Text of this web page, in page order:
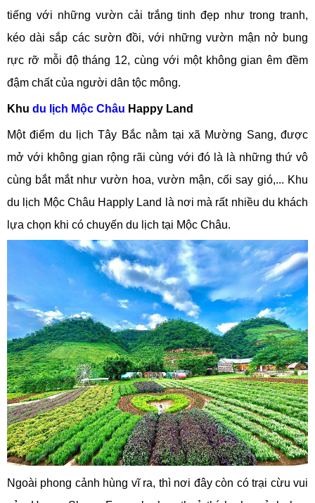
tiếng với những vườn cải trắng tinh đẹp như trong tranh,
kéo dài sắp các sườn đồi, với những vườn mận nở bung
rực rỡ mỗi độ tháng 12, cùng với một không gian êm đềm
đậm chất của người dân tộc mông.
Khu du lịch Mộc Châu Happy Land
Một điểm du lịch Tây Bắc nằm tại xã Mường Sang, được
mở với không gian rộng rãi cùng với đó là là những thứ vô
cùng bắt mắt như vườn hoa, vườn mận, cối say gió,... Khu
du lịch Mộc Châu Happly Land là nơi mà rất nhiều du khách
lựa chọn khi có chuyến du lịch tại Mộc Châu.
Ngoài phong cảnh hùng vĩ ra, thì nơi đây còn có trại cừu vui